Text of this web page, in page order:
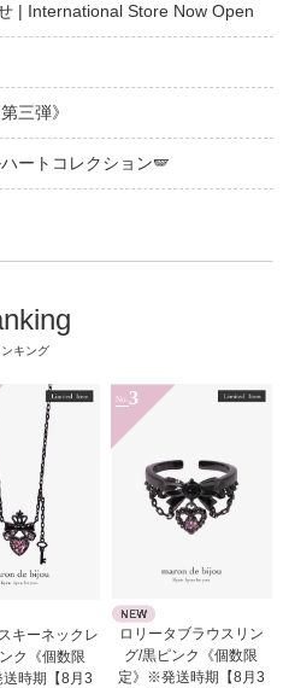
| International Store Now Open
三弾》
ートコレクション🪽
ンキング
キーネックレ
ク《個数限
時期【8月3
No. 3
ロリータブラウスリン
グ/黒ピンク《個数限
定》※発送時期【8月3